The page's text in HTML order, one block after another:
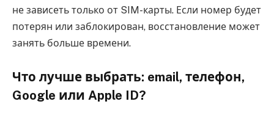
не зависеть только от SIM-карты. Если номер будет
потерян или заблокирован, восстановление может
занять больше времени.
Что лучше выбрать: email, телефон,
Google или Apple ID?